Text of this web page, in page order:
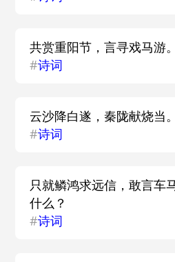
共赏重阳节，言寻戏马游
#诗词
云沙降白遂，秦陇献烧当
#诗词
只就鳞鸿求远信，敢言车
什么？
#诗词